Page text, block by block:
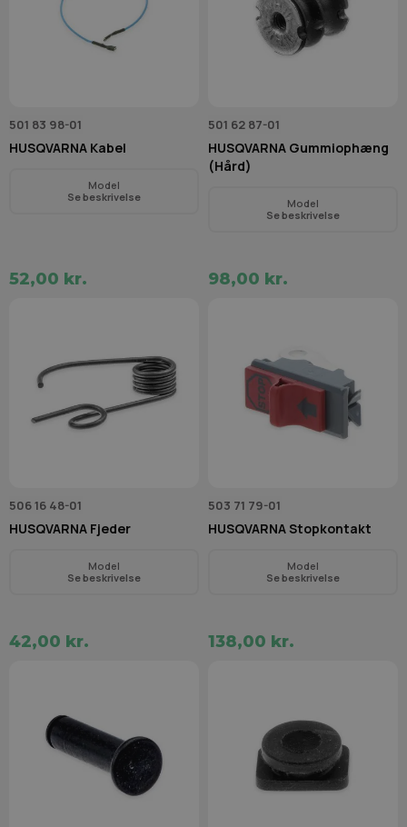
501 83 98-01
HUSQVARNA Kabel
Model
Se beskrivelse
52,00 kr.
501 62 87-01
HUSQVARNA Gummiophæng
(Hård)
Model
Se beskrivelse
98,00 kr.
506 16 48-01
HUSQVARNA Fjeder
Model
Se beskrivelse
42,00 kr.
503 71 79-01
HUSQVARNA Stopkontakt
Model
Se beskrivelse
138,00 kr.